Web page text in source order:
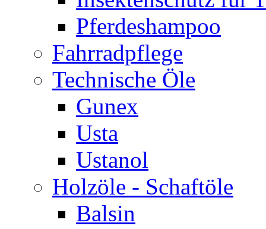
Pferdeshampoo
Fahrradpflege
Technische Öle
Gunex
Usta
Ustanol
Holzöle - Schaftöle
Balsin